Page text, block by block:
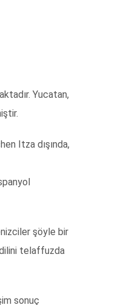
Yucatan,
Itza dışında,
şöyle bir
dilini telaffuzda
sonuç